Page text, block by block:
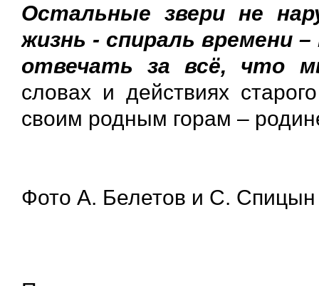
Остальные звери не
жизнь - спираль времени
отвечать за всё, что
словах и действиях
своим родным горам –
Фото А. Белетов и С. Спицын